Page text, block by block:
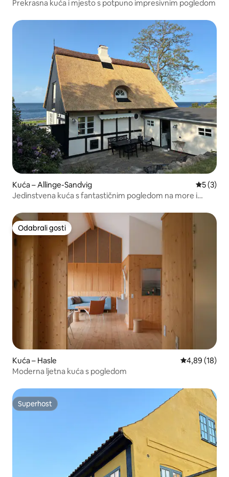
Prekrasna kuća i mjesto s potpuno impresivnim pogledom
Kuća – Allinge-Sandvig
5 (3)
Jedinstvena kuća s fantastičnim pogledom na more i
Odabrali gosti
Odabrali gosti
Kuća – Hasle Prosječna
4,89 (18)
Moderna ljetna kuća s pogledom
Superhost
Superhost